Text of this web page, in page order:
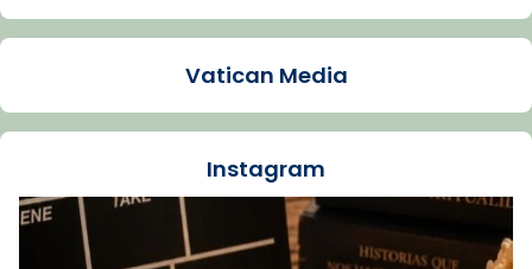
Arquebisbat de Barcelona
La Carmina va patir depressió. Fa gairebé
dos mesos, a l'Estadi Lluís Companys, la
Recupera l'entrevista comp
Vatican
tican News 👇
Vatican Media
Instagram